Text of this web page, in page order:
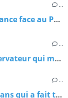
…
Sénégal : Le Silence Coupable de la France face au Péril LGBT+
…
Défenseur des Droits : Le virage conservateur qui menace nos libertés
…
Lucy Hicks Anderson : La pionnière trans qui a fait trembler la justice américaine